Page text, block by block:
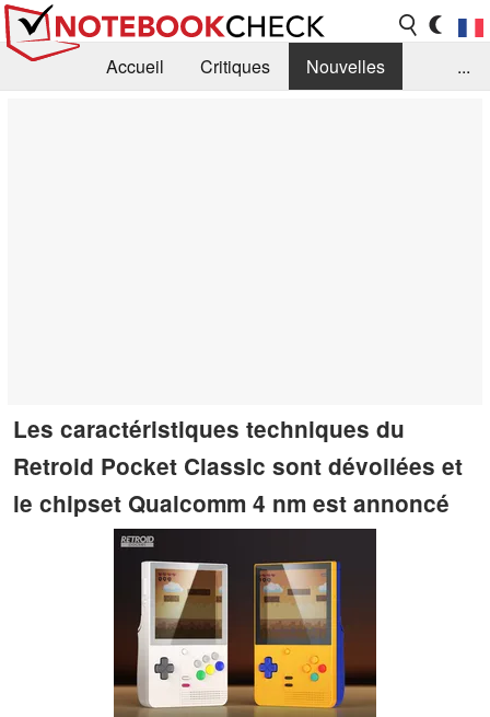
Accueil Critiques
Nouvelles
...
Les caractéristiques techniques du
Retroid Pocket Classic sont dévoilées et
le chipset Qualcomm 4 nm est annoncé